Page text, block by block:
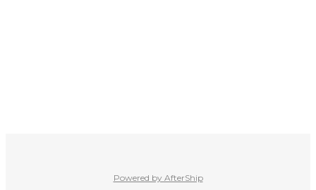
Powered by AfterShip